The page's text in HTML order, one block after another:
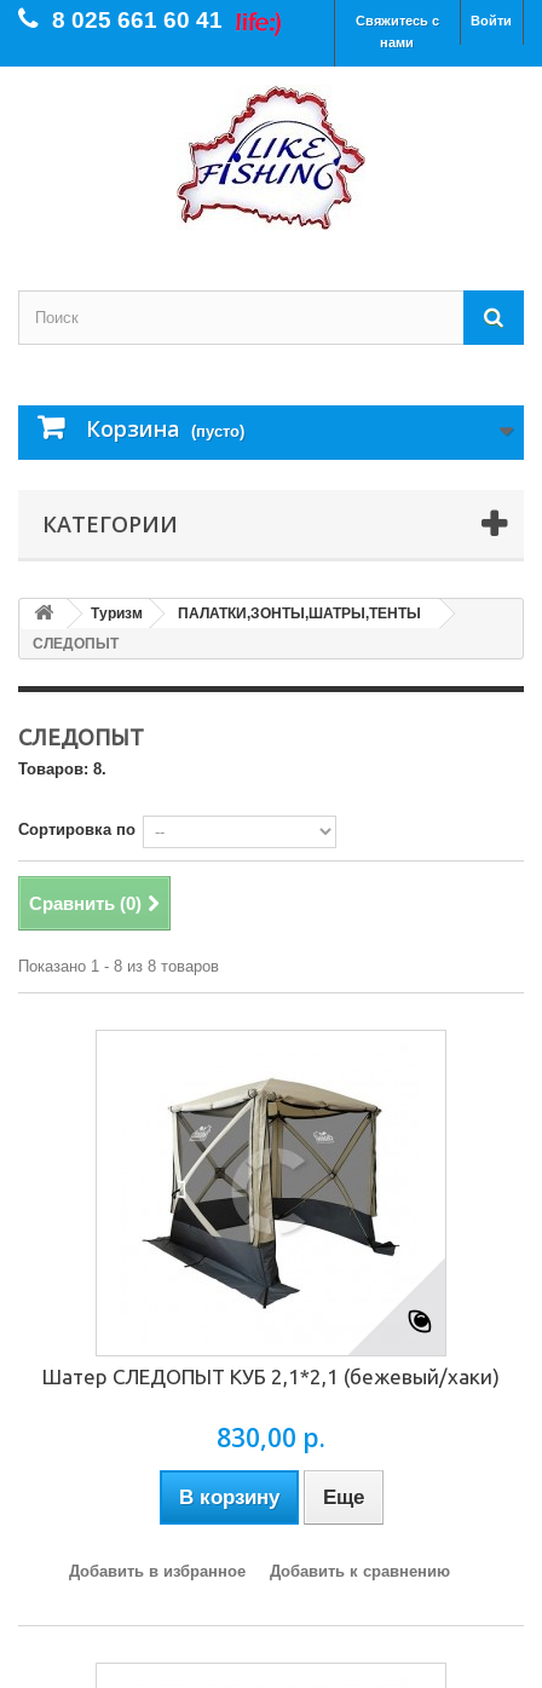
Войти
Свяжитесь с
нами
8 025 661 60 41
Корзина (пусто)
КАТЕГОРИИ
Туризм
ПАЛАТКИ,ЗОНТЫ,ШАТРЫ,ТЕНТЫ
СЛЕДОПЫТ
СЛЕДОПЫТ
Товаров: 8.
Сортировка по
Сравнить (0)
Показано 1 - 8 из 8 товаров
Шатер СЛЕДОПЫТ КУБ 2,1*2,1 (бежевый/хаки)
830,00 р.
В корзину Еще
Добавить в избранное Добавить к сравнению